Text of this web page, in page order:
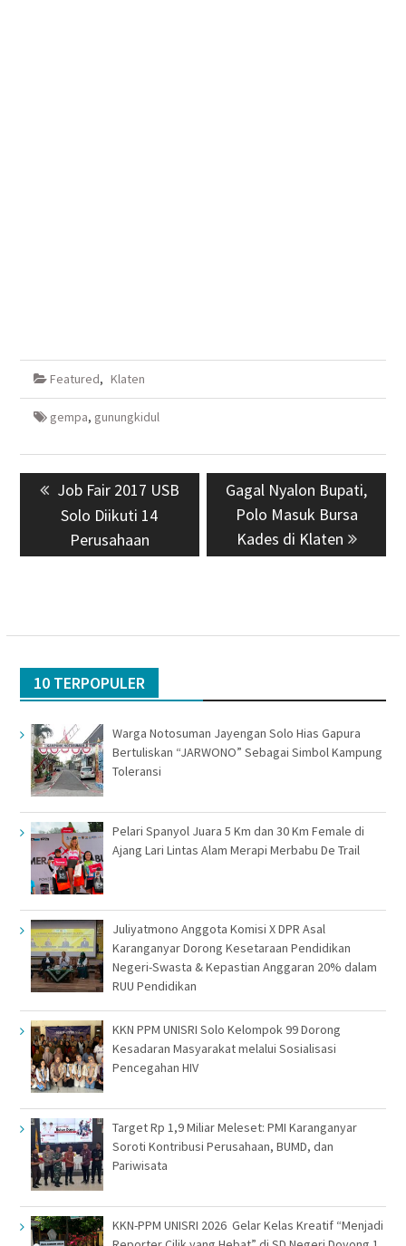
Featured, Klaten
gempa, gunungkidul
Navigasi
pos Previous
post:
Job Fair 2017 USB
Solo Diikuti 14
Perusahaan
Next
post:
Gagal Nyalon Bupati,
Polo Masuk Bursa
Kades di Klaten
10 TERPOPULER
Warga Notosuman Jayengan Solo Hias Gapura
Bertuliskan “JARWONO” Sebagai Simbol Kampung
Toleransi
Pelari Spanyol Juara 5 Km dan 30 Km Female di
Ajang Lari Lintas Alam Merapi Merbabu De Trail
Juliyatmono Anggota Komisi X DPR Asal
Karanganyar Dorong Kesetaraan Pendidikan
Negeri-Swasta & Kepastian Anggaran 20% dalam
RUU Pendidikan
KKN PPM UNISRI Solo Kelompok 99 Dorong
Kesadaran Masyarakat melalui Sosialisasi
Pencegahan HIV
Target Rp 1,9 Miliar Meleset: PMI Karanganyar
Soroti Kontribusi Perusahaan, BUMD, dan
Pariwisata
KKN-PPM UNISRI 2026 Gelar Kelas Kreatif “Menjadi